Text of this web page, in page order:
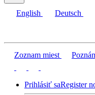
English Deutsch
Zoznam miest
Prihlásiť saRegister